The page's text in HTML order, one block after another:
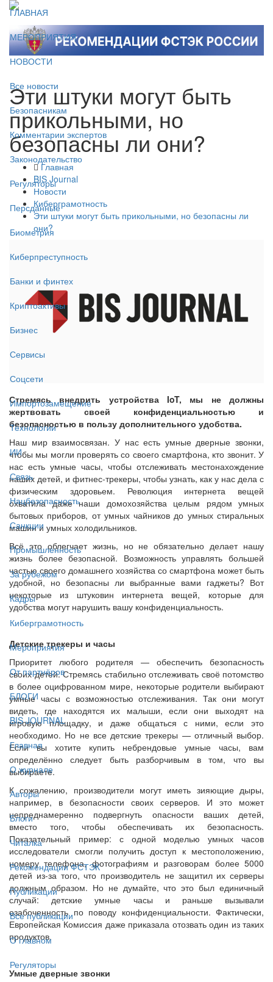
ГЛАВНАЯ
МЕРОПРИЯТИЯ
НОВОСТИ
Все новости
Безопасникам
Комментарии экспертов
Законодательство
Регуляторы
Персданные
Биометрия
Киберпреступность
Банки и финтех
Криптоактивы
Бизнес
Сервисы
Соцсети
Импортозамещение
Технологии
ИИ
Связь
Нацбезопасность
Санкции
Промышленность
За рубежом
Кадры
Киберграмотность
Мероприятия
От партнёров
БЛОГИ
BIS JOURNAL
Главная
О журнале
Авторы
Блоги
Читалка
Рекомендации ФСТЭК
Публикации
Все публикации
О главном
Регуляторы
Эти штуки могут быть
прикольными, но
безопасны ли они?
Главная
BIS Journal
Новости
Киберграмотность
Эти штуки могут быть прикольными, но безопасны ли
они?
Стремясь внедрить устройства IoT, мы не должны
жертвовать своей конфиденциальностью и
безопасностью в пользу дополнительного удобства.
Наш мир взаимосвязан. У нас есть умные дверные звонки,
чтобы мы могли проверять со своего смартфона, кто звонит. У
нас есть умные часы, чтобы отслеживать местонахождение
наших детей, и фитнес-трекеры, чтобы узнать, как у нас дела с
физическим здоровьем. Революция интернета вещей
охватила даже наши домохозяйства целым рядом умных
бытовых приборов, от умных чайников до умных стиральных
машин и умных холодильников.
Всё это облегчает жизнь, но не обязательно делает нашу
жизнь более безопасной. Возможность управлять большей
частью своего домашнего хозяйства со смартфона может быть
удобной, но безопасны ли выбранные вами гаджеты? Вот
некоторые из штуковин интернета вещей, которые для
удобства могут нарушить вашу конфиденциальность.
Детские трекеры и часы
Приоритет любого родителя — обеспечить безопасность
своих детей. Стремясь стабильно отслеживать своё потомство
в более оцифрованном мире, некоторые родители выбирают
умные часы с возможностью отслеживания. Так они могут
видеть, где находятся их малыши, если они выходят на
игровую площадку, и даже общаться с ними, если это
необходимо. Но не все детские трекеры — отличный выбор.
Если вы хотите купить небрендовые умные часы, вам
определённо следует быть разборчивым в том, что вы
выбираете.
К сожалению, производители могут иметь зияющие дыры,
например, в безопасности своих серверов. И это может
непреднамеренно подвергнуть опасности ваших детей,
вместо того, чтобы обеспечивать их безопасность.
Показательный пример: с одной моделью умных часов
исследователи смогли получить доступ к местоположению,
номеру телефона, фотографиям и разговорам более 5000
детей из-за того, что производитель не защитил их серверы
должным образом. Но не думайте, что это был единичный
случай: детские умные часы и раньше вызывали
озабоченность по поводу конфиденциальности. Фактически,
Европейская Комиссия даже приказала отозвать один из таких
продуктов.
Умные дверные звонки